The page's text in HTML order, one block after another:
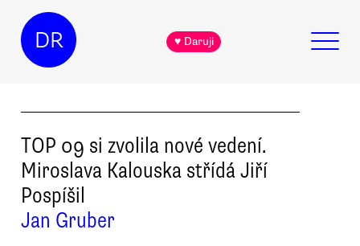
DR ♥ Daruji
TOP 09 si zvolila nové vedení.
Miroslava Kalouska střídá Jiří
Pospíšil
Jan Gruber